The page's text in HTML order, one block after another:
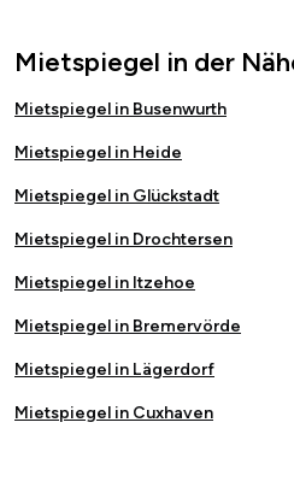
Mietspiegel in der
Mietspiegel in Busenwurth
Mietspiegel in Heide
Mietspiegel in Glückstadt
Mietspiegel in Drochtersen
Mietspiegel in Itzehoe
Mietspiegel in Bremervörde
Mietspiegel in Lägerdorf
Mietspiegel in Cuxhaven